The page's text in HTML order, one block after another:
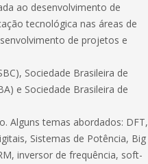
ao desenvolvimento de
tecnológica nas áreas de
de projetos e
Sociedade Brasileira de
e Sociedade Brasileira de
Alguns temas abordados: DFT,
Sistemas de Potência, Big
inversor de frequência, soft-